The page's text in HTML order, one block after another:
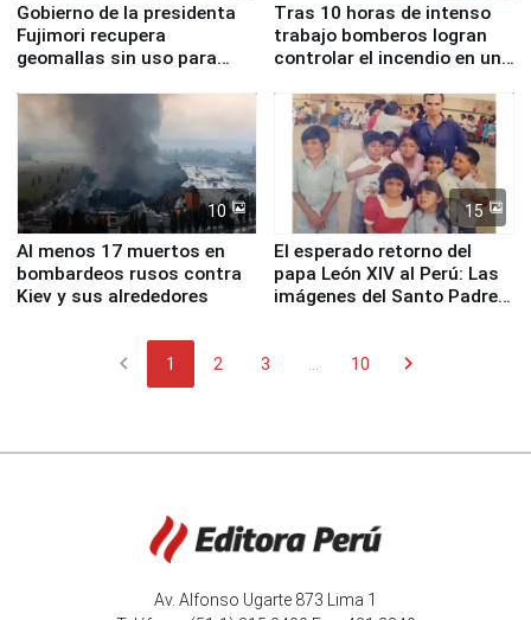
Gobierno de la presidenta
Fujimori recupera
geomallas sin uso para
Fenómeno El Niño
Tras 10 horas de intenso
trabajo bomberos logran
controlar el incendio en una
de Chile
10
Al menos 17 muertos en
bombardeos rusos contra
Kiev y sus alrededores
15
El esperado retorno del
papa León XIV al Perú: Las
imágenes del Santo Padre
chevron_left 1 2 3 10 chevron_right
Av. Alfonso Ugarte 873 Lima 1